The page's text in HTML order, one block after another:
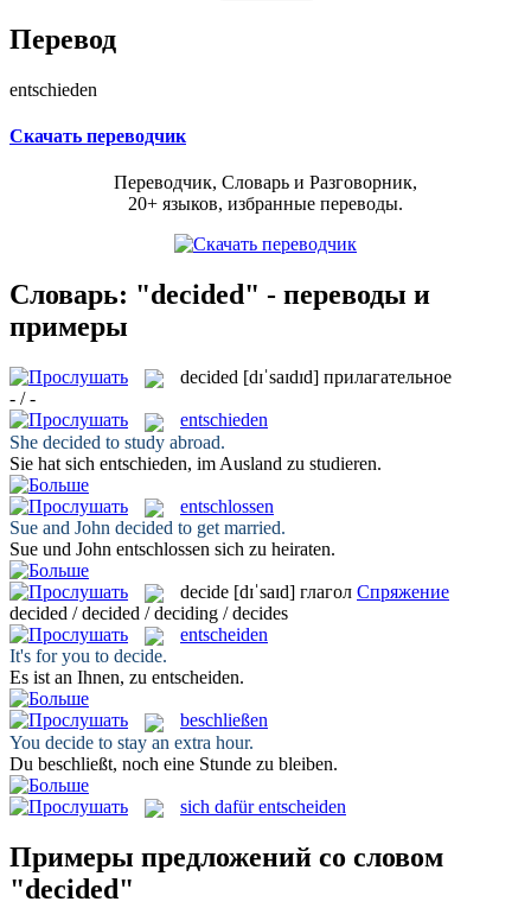
Перевод
entschieden
Скачать переводчик
Переводчик, Словарь и Разговорник,
20+ языков, избранные переводы.
Словарь: "decided" - переводы и
примеры
decided [dɪˈsaɪdɪd] прилагательное
- / -
entschieden
She decided to study abroad.
Sie hat sich entschieden, im Ausland zu studieren.
entschlossen
Sue and John decided to get married.
Sue und John entschlossen sich zu heiraten.
decide [dɪˈsaɪd] глагол Спряжение
decided / decided / deciding / decides
entscheiden
It's for you to decide.
Es ist an Ihnen, zu entscheiden.
beschließen
You decide to stay an extra hour.
Du beschließt, noch eine Stunde zu bleiben.
sich dafür entscheiden
Примеры предложений со словом
"decided"